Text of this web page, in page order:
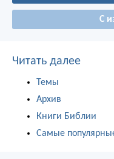
С
Читать далее
Темы
Архив
Книги Библии
Самые